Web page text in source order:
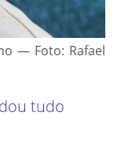
— Foto: Rafael
tudo